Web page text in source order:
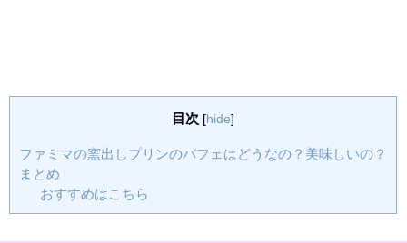
目次 [hide]
ファミマの窯出しプリンのパフェはどうなの？美味しいの？
まとめ
おすすめはこちら